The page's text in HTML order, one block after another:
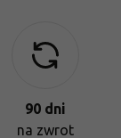
90 dni
na zwrot